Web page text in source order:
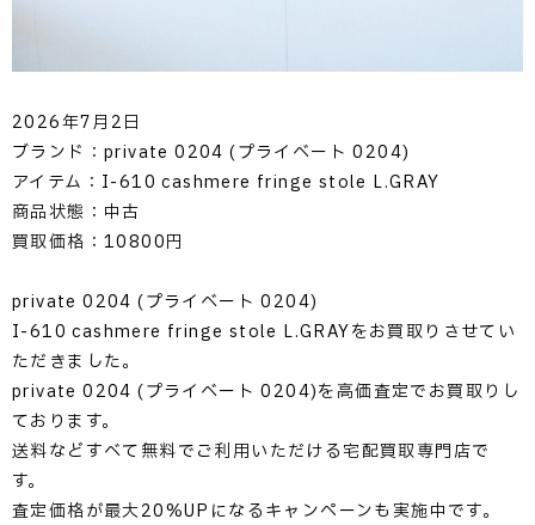
2026年7月2日
ブランド：private 0204 (プライベート 0204)
アイテム：I-610 cashmere fringe stole L.GRAY
商品状態：中古
買取価格：10800円
private 0204 (プライベート 0204)
I-610 cashmere fringe stole L.GRAYをお買取りさせてい
ただきました。
private 0204 (プライベート 0204)を高価査定でお買取りし
ております。
送料などすべて無料でご利用いただける宅配買取専門店で
す。
査定価格が最大20%UPになるキャンペーンも実施中です。